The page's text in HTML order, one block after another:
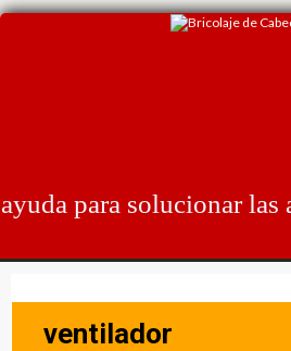
Skip
para solucionar las
ventilador